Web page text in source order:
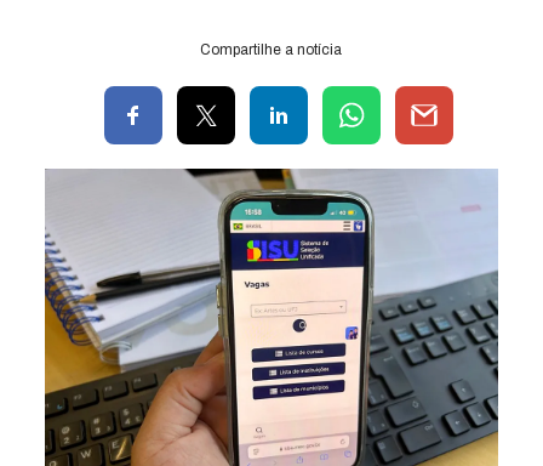
Compartilhe a notícia